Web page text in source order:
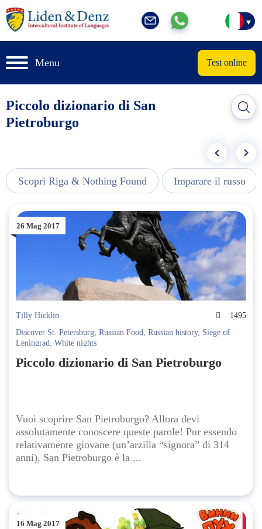
Menu Test online
Piccolo dizionario di San
Pietroburgo
Scopri Riga & Nothing Found Imparare il russo
26 Mag 2017
Tilly Hicklin
1495
Discover St. Petersburg, Russian Food, Russian history, Siege of
Leningrad, White nights
Piccolo dizionario di San Pietroburgo
Vuoi scoprire San Pietroburgo? Allora devi
assolutamente conoscere queste parole! Pur essendo
relativamente giovane (un’arzilla “signora” di 314
anni), San Pietroburgo è la ...
16 Mag 2017